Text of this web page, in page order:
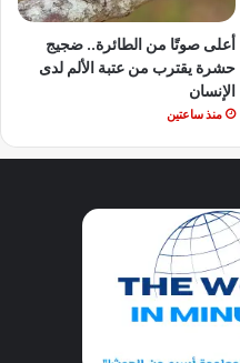
أعلى صوتًا من الطائرة.. ضجيج
حشرة يقترب من عتبة الألم لدى
الإنسان
منذ ساعتين